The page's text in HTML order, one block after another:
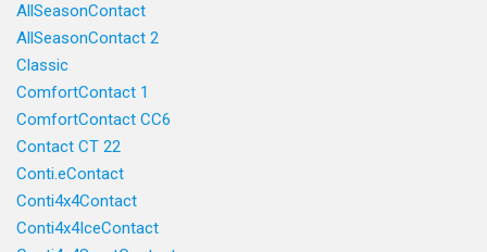
AllSeasonContact
AllSeasonContact 2
Classic
ComfortContact 1
ComfortContact CC6
Contact CT 22
Conti.eContact
Conti4x4Contact
Conti4x4IceContact